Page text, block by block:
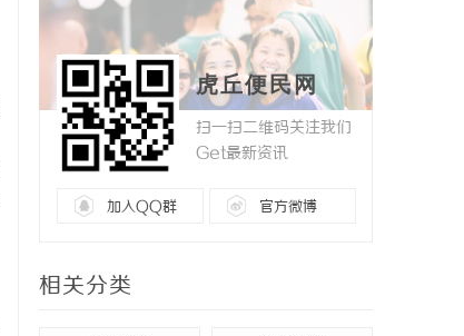
虎丘便民网
扫一扫二维码关注我们
Get最新资讯
加入QQ群 官方微博
相关分类